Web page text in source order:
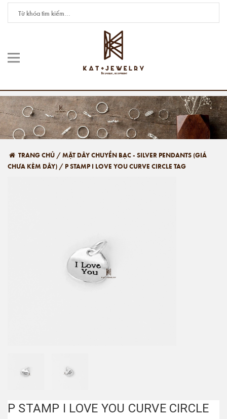
TRANG CHỦ /MẶT DÂY CHUYỀN BẠC - SILVER PENDANTS (GIÁ
CHƯA KÈM DÂY) / P STAMP I LOVE YOU CURVE CIRCLE TAG
P STAMP I LOVE YOU CURVE CIRCLE